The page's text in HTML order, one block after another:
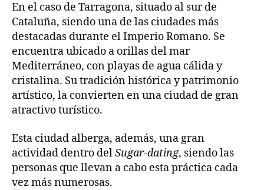
En el caso de Tarragona, situado al sur de
Cataluña, siendo una de las ciudades más
destacadas durante el Imperio Romano. Se
encuentra ubicado a orillas del mar
Mediterráneo, con playas de agua cálida y
cristalina. Su tradición histórica y patrimonio
artístico, la convierten en una ciudad de gran
atractivo turístico.
Esta ciudad alberga, además, una gran
actividad dentro delSugar-dating, siendo las
personas que llevan a cabo esta práctica cada
vez más numerosas.